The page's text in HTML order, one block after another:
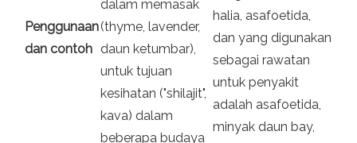
Penggunaan
dan contoh
dalam memasak
(thyme, lavender,
daun ketumbar),
untuk tujuan
kesihatan ("shilajit",
kava) dalam
beberapa budaya
halia, asafoetida,
dan yang digunakan
sebagai rawatan
untuk penyakit
adalah asafoetida,
minyak daun bay,